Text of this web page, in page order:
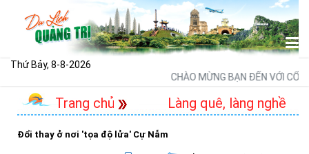
Thứ Bảy, 8-8-2026
CHÀO MỪNG BẠN ĐẾN VỚI CỔNG
Trang chủ Làng quê, làng nghề
Đổi thay ở nơi 'tọa độ lửa' Cự Nẫm